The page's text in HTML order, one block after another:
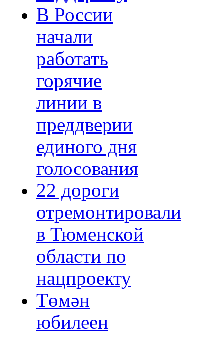
В России
начали
работать
горячие
линии в
преддверии
единого дня
голосования
22 дороги
отремонтировали
в Тюменской
области по
нацпроекту
Төмән
юбилеен